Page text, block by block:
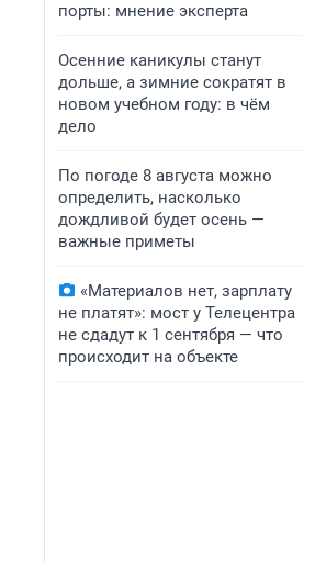
порты: мнение эксперта
Осенние каникулы станут
дольше, а зимние сократят в
новом учебном году: в чём
дело
По погоде 8 августа можно
определить, насколько
дождливой будет осень —
важные приметы
«Материалов нет, зарплату
не платят»: мост у Телецентра
не сдадут к 1 сентября — что
происходит на объекте